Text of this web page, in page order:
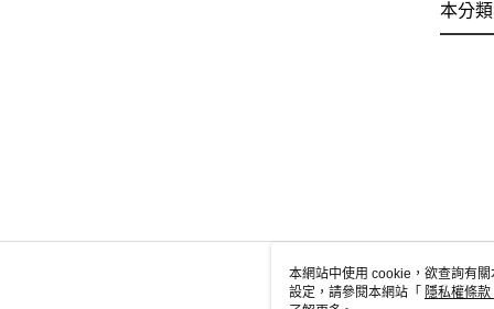
本分
本網站中使用 cookie，欲查詢有
設定，請參閱本網站「 隱私權條款